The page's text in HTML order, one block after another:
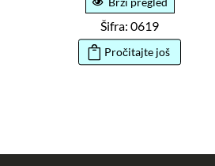
Šifra: 0619
Pročitajte još